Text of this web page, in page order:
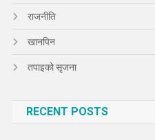
राजनीति
खानपिन
तपाइको सृजना
RECENT POSTS